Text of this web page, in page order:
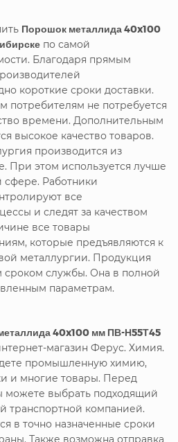
Порошок металлида 40x100
по самой
Благодаря прямым
короткие сроки доставки.
потребителям не потребуется
времени. Дополнительным
высокое качество товаров.
производится из
При этом используется лучше
сфере. Работники
все
и следят за качеством
все товары
которые предъявляются к
металлургии. Продукция
сроком службы. Она в полной
параметрам.
40x100 мм ПВ-Н55Т45
магазин Ферус. Химия.
промышленную химию,
и многие товары. Перед
можете выбрать подходящий
транспортной компанией.
в точно назначенные сроки
Также возможна отправка